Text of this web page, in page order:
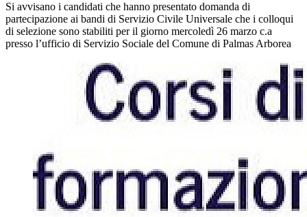
Si avvisano i candidati che hanno presentato domanda di
partecipazione ai bandi di Servizio Civile Universale che i colloqui
di selezione sono stabiliti per il giorno mercoledì 26 marzo c.a
presso l’ufficio di Servizio Sociale del Comune di Palmas Arborea